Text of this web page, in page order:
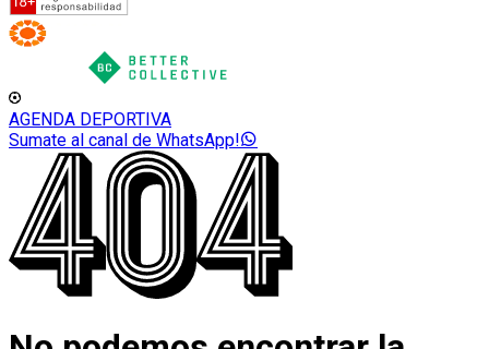
AGENDA DEPORTIVA
Sumate al canal de WhatsApp!